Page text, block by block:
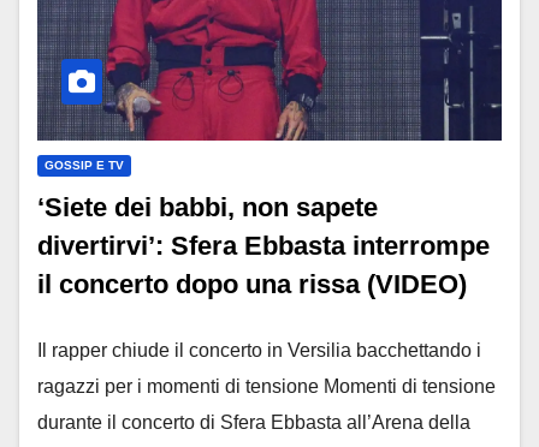
GOSSIP E TV
‘Siete dei babbi, non sapete
divertirvi’: Sfera Ebbasta interrompe
il concerto dopo una rissa (VIDEO)
Il rapper chiude il concerto in Versilia bacchettando i
ragazzi per i momenti di tensione Momenti di tensione
durante il concerto di Sfera Ebbasta all’Arena della